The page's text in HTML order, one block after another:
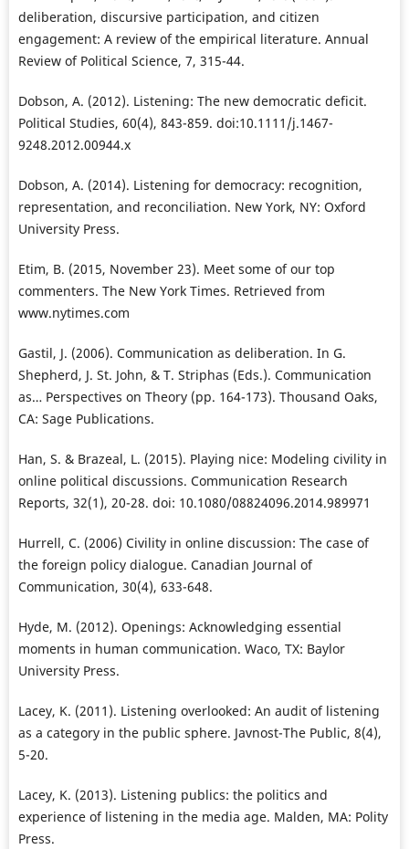
deliberation, discursive participation, and citizen
engagement: A review of the empirical literature. Annual
Review of Political Science, 7, 315-44.
Dobson, A. (2012). Listening: The new democratic deficit.
Political Studies, 60(4), 843-859. doi:10.1111/j.1467-
9248.2012.00944.x
Dobson, A. (2014). Listening for democracy: recognition,
representation, and reconciliation. New York, NY: Oxford
University Press.
Etim, B. (2015, November 23). Meet some of our top
commenters. The New York Times. Retrieved from
www.nytimes.com
Gastil, J. (2006). Communication as deliberation. In G.
Shepherd, J. St. John, & T. Striphas (Eds.). Communication
as… Perspectives on Theory (pp. 164-173). Thousand Oaks,
CA: Sage Publications.
Han, S. & Brazeal, L. (2015). Playing nice: Modeling civility in
online political discussions. Communication Research
Reports, 32(1), 20-28. doi: 10.1080/08824096.2014.989971
Hurrell, C. (2006) Civility in online discussion: The case of
the foreign policy dialogue. Canadian Journal of
Communication, 30(4), 633-648.
Hyde, M. (2012). Openings: Acknowledging essential
moments in human communication. Waco, TX: Baylor
University Press.
Lacey, K. (2011). Listening overlooked: An audit of listening
as a category in the public sphere. Javnost-The Public, 8(4),
5-20.
Lacey, K. (2013). Listening publics: the politics and
experience of listening in the media age. Malden, MA: Polity
Press.